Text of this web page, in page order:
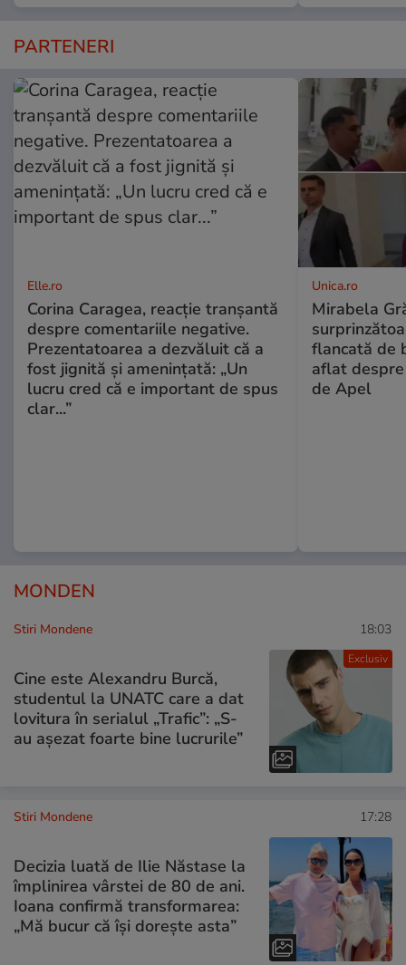
PARTENERI
Elle.ro
Corina Caragea, reacție tranșantă
despre comentariile negative.
Prezentatoarea a dezvăluit că a
fost jignită și amenințată: „Un
lucru cred că e important de spus
clar...”
Unica.ro
Mirabela
flancată de
aflat
de Apel
MONDEN
Exclusiv
Stiri Mondene 18:03
Cine este Alexandru Burcă,
studentul la UNATC care a dat
lovitura în serialul „Trafic”: „S-
au așezat foarte bine lucrurile”
Stiri Mondene 17:28
Decizia luată de Ilie Năstase la
împlinirea vârstei de 80 de ani.
Ioana confirmă transformarea:
„Mă bucur că își dorește asta”